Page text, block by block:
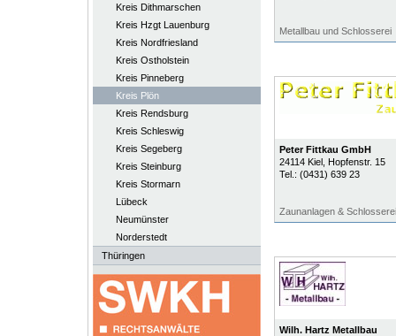
Kreis Dithmarschen
Kreis Hzgt Lauenburg
Kreis Nordfriesland
Kreis Ostholstein
Kreis Pinneberg
Kreis Plön
Kreis Rendsburg
Kreis Schleswig
Kreis Segeberg
Kreis Steinburg
Kreis Stormarn
Lübeck
Neumünster
Norderstedt
Thüringen
Metallbau und Schlosserei
Peter Fittkau GmbH
24114 Kiel, Hopfenstr. 15
Tel.: (0431) 639 23
Zaunanlagen & Schlosserei
Wilh. Hartz Metallbau